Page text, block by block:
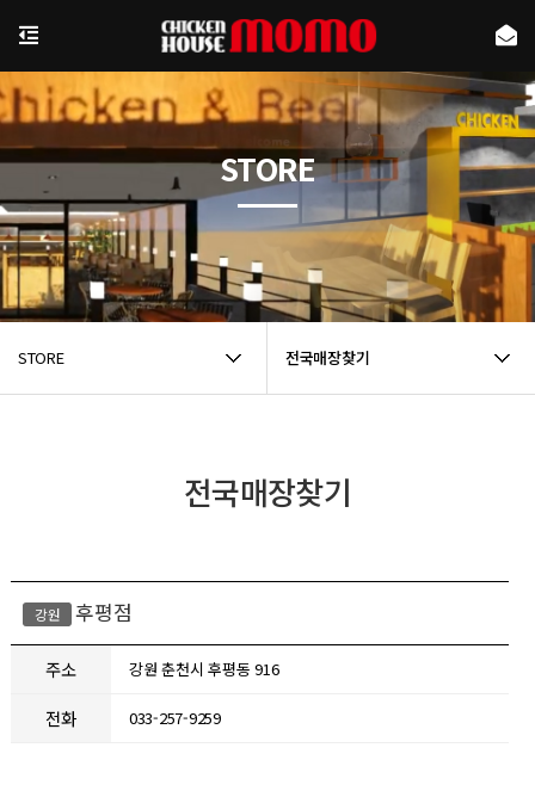
STORE 전국매장찾기
STORE
전국매장찾기
강원 후평점
주소 강원 춘천시 후평동 916
전화 033-257-9259